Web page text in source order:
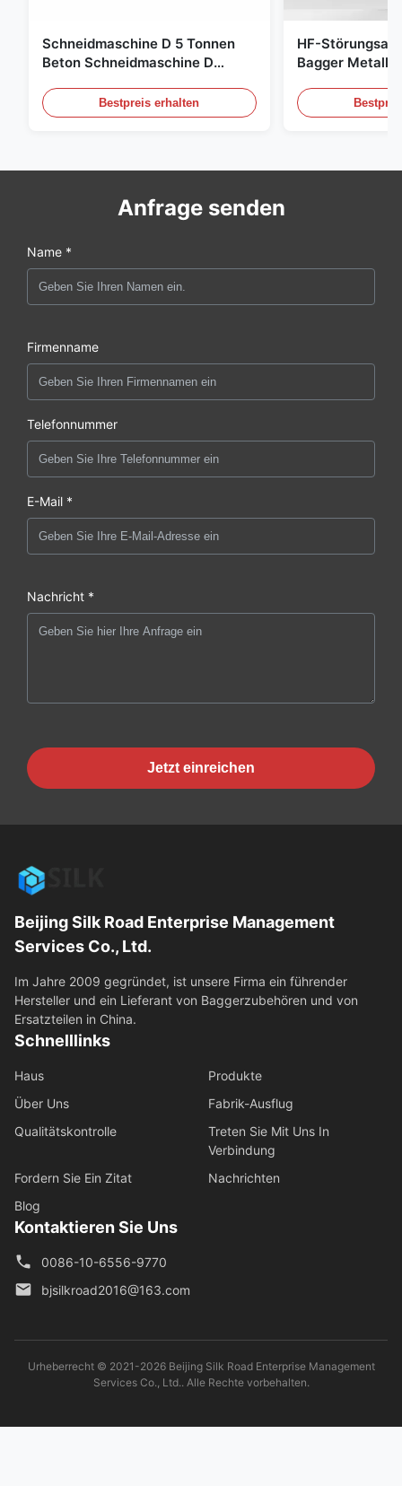
Schneidmaschine D 5 Tonnen
Beton Schneidmaschine D
Bestpreis erhalten
HF-
Bagger
Anfrage senden
Name *
Firmenname
Telefonnummer
E-Mail *
Nachricht *
Jetzt einreichen
Beijing Silk Road Enterprise Management
Services Co., Ltd.
Im Jahre 2009 gegründet, ist unsere Firma ein führender
Hersteller und ein Lieferant von Baggerzubehören und von
Ersatzteilen in China.
Schnelllinks
Haus
Produkte
Über Uns
Fabrik-Ausflug
Qualitätskontrolle
Treten Sie Mit Uns In
Verbindung
Fordern Sie Ein Zitat
Nachrichten
Blog
Kontaktieren Sie Uns
0086-10-6556-9770
bjsilkroad2016@163.com
Urheberrecht © 2021-2026 Beijing Silk Road Enterprise Management
Services Co., Ltd.. Alle Rechte vorbehalten.